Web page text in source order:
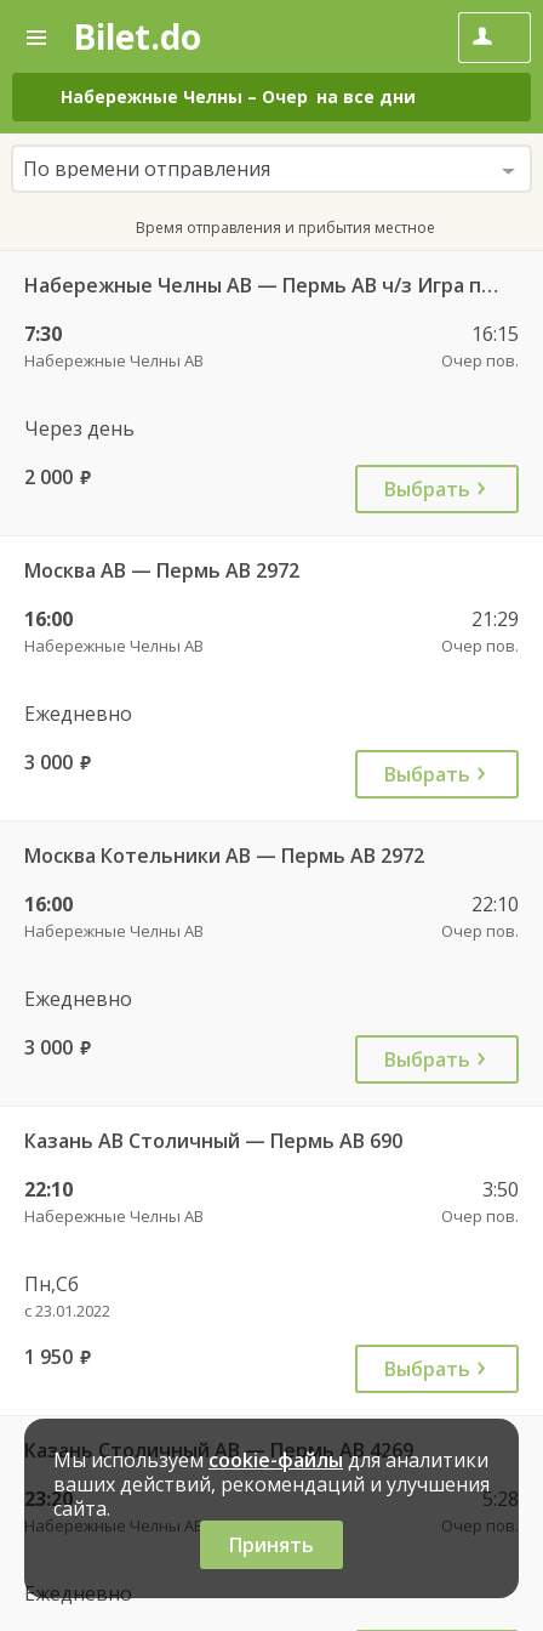
—
Поиск
и
покупка
билетов
на
автобус
онлайн
Bilet.do
Набережные Челны – Очер на все дни
По времени отправления
Время отправления и прибытия местное
Набережные Челны АВ — Пермь АВ ч/з Игра пгт АС 6195
7:30
Набережные Челны АВ
16:15
Очер пов.
Через день
2 000 руб. Выбрать
Москва АВ — Пермь АВ 2972
16:00
Набережные Челны АВ
21:29
Очер пов.
Ежедневно
3 000 руб. Выбрать
Москва Котельники АВ — Пермь АВ 2972
16:00
Набережные Челны АВ
22:10
Очер пов.
Ежедневно
3 000 руб. Выбрать
Казань АВ Столичный — Пермь АВ 690
22:10
Набережные Челны АВ
3:50
Очер пов.
Пн,Сб
с 23.01.2022
1 950 руб. Выбрать
Казань Столичный АВ — Пермь АВ 4269
23:20
Набережные Челны АВ
5:28
Очер пов.
Ежедневно
Мы используемcookie-файлыдля аналитики
ваших действий, рекомендаций и улучшения
сайта.
Принять